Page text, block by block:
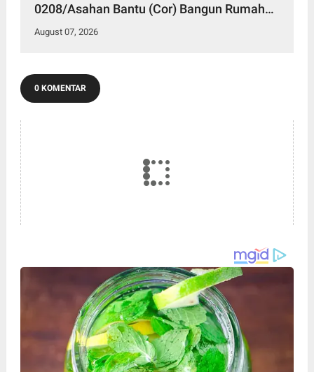
0208/Asahan Bantu (Cor) Bangun Rumah
Warga
August 07, 2026
0 KOMENTAR